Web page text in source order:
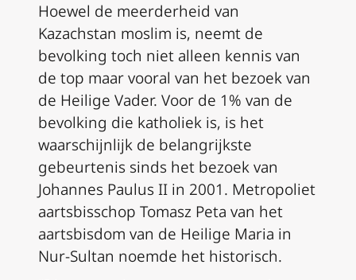
Hoewel de meerderheid van
Kazachstan moslim is, neemt de
bevolking toch niet alleen kennis van
de top maar vooral van het bezoek van
de Heilige Vader. Voor de 1% van de
bevolking die katholiek is, is het
waarschijnlijk de belangrijkste
gebeurtenis sinds het bezoek van
Johannes Paulus II in 2001. Metropoliet
aartsbisschop Tomasz Peta van het
aartsbisdom van de Heilige Maria in
Nur-Sultan noemde het historisch.